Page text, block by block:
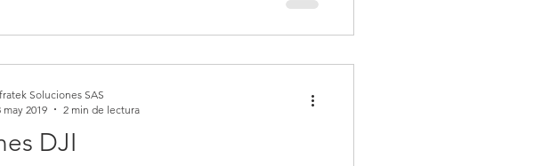
DJI
Soluciones SAS
may 2019
2 min de lectura